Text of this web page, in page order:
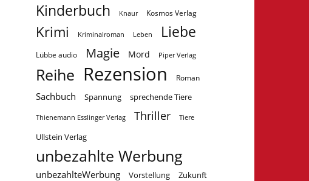
Kinderbuch Knaur Kosmos Verlag
Krimi Kriminalroman Leben Liebe
Lübbe audio Magie Mord Piper Verlag
Reihe Rezension Roman
Sachbuch Spannung sprechende Tiere
Thienemann Esslinger Verlag Thriller Tiere
Ullstein Verlag
unbezahlte Werbung
unbezahlteWerbung Vorstellung Zukunft